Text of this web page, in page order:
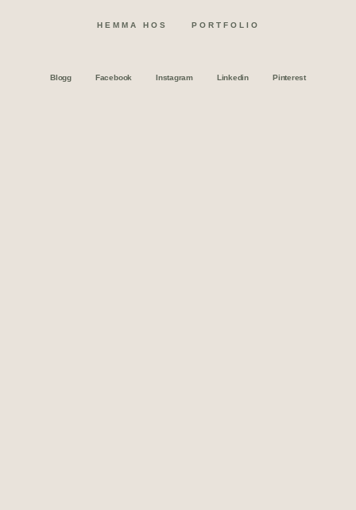
HEMMA HOS PORTFOLIO
Blogg Facebook Instagram Linkedin Pinterest